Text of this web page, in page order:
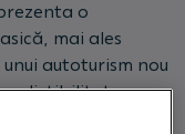
o
mai ales
autoturism nou